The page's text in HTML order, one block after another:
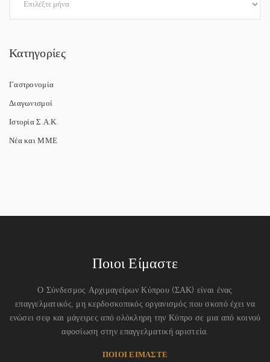
Κατηγορίες
Γαστρονομία
Διαγωνισμοί
Ιστορία Σ.Α.Κ.
Νέα και ΜΜΕ
Ποιοι Είμαστε
Ο Σύνδεσμος Αρχιμαγείρων Κύπρου (ΣΑΚ) είναι ένας
επαγγελματικός, μη κερδοσκοπικός οργανισμός που σκοπό έχει να
ενώσει σεφ και μάγειρες από ολόκληρη την Κύπρο σε μια από κοινού
αφοσίωση στην επαγγελματική αριστεία.
ΠΟΙΟΙ ΕΙΜΑΣΤΕ